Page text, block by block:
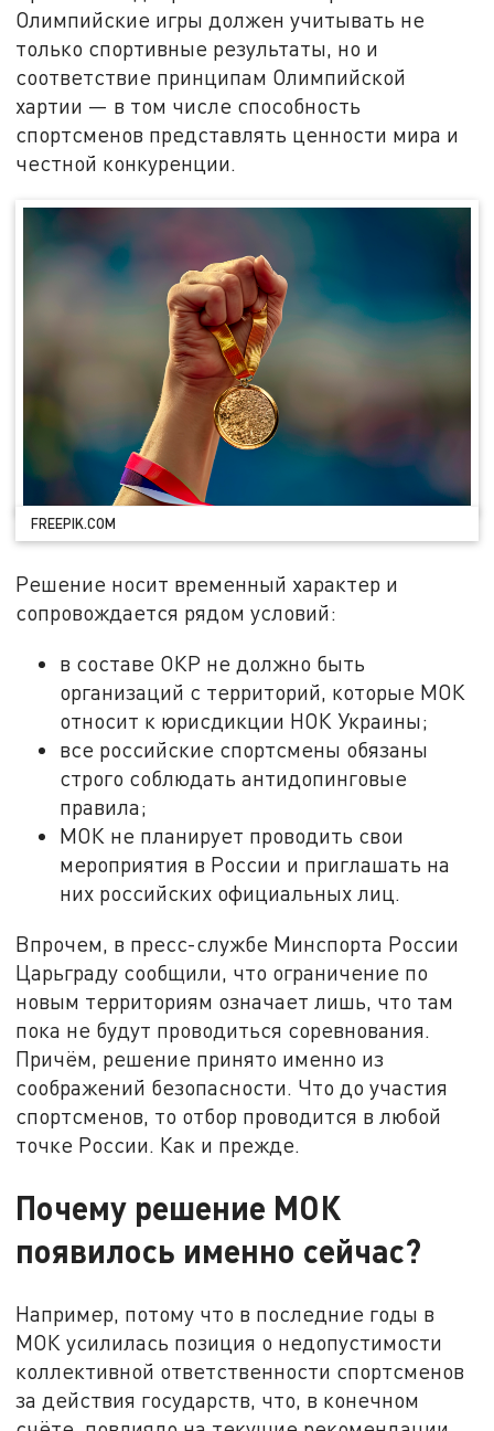
Олимпийские игры должен учитывать не
только спортивные результаты, но и
соответствие принципам Олимпийской
хартии — в том числе способность
спортсменов представлять ценности мира и
честной конкуренции.
FREEPIK.COM
Решение носит временный характер и
сопровождается рядом условий:
в составе ОКР не должно быть
организаций с территорий, которые МОК
относит к юрисдикции НОК Украины;
все российские спортсмены обязаны
строго соблюдать антидопинговые
правила;
МОК не планирует проводить свои
мероприятия в России и приглашать на
них российских официальных лиц.
Впрочем, в пресс-службе Минспорта России
Царьграду сообщили, что ограничение по
новым территориям означает лишь, что там
пока не будут проводиться соревнования.
Причём, решение принято именно из
соображений безопасности. Что до участия
спортсменов, то отбор проводится в любой
точке России. Как и прежде.
Почему решение МОК
появилось именно сейчас?
Например, потому что в последние годы в
МОК усилилась позиция о недопустимости
коллективной ответственности спортсменов
за действия государств, что, в конечном